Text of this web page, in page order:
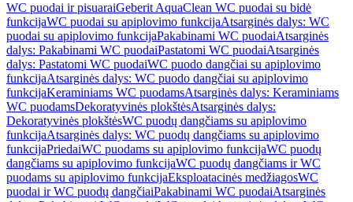
WC puodai ir pisuaraiGeberit AquaClean WC puodai su bidė
funkcijaWC puodai su apiplovimo funkcijaAtsarginės dalys: WC
puodai su apiplovimo funkcijaPakabinami WC puodaiAtsarginės
dalys: Pakabinami WC puodaiPastatomi WC puodaiAtsarginės
dalys: Pastatomi WC puodaiWC puodo dangčiai su apiplovimo
funkcijaAtsarginės dalys: WC puodo dangčiai su apiplovimo
funkcijaKeraminiams WC puodamsAtsarginės dalys: Keraminiams
WC puodamsDekoratyvinės plokštėsAtsarginės dalys:
Dekoratyvinės plokštėsWC puodų dangčiams su apiplovimo
funkcijaAtsarginės dalys: WC puodų dangčiams su apiplovimo
funkcijaPriedaiWC puodams su apiplovimo funkcijaWC puodų
dangčiams su apiplovimo funkcijaWC puodų dangčiams ir WC
puodams su apiplovimo funkcijaEksploatacinės medžiagosWC
puodai ir WC puodų dangčiaiPakabinami WC puodaiAtsarginės